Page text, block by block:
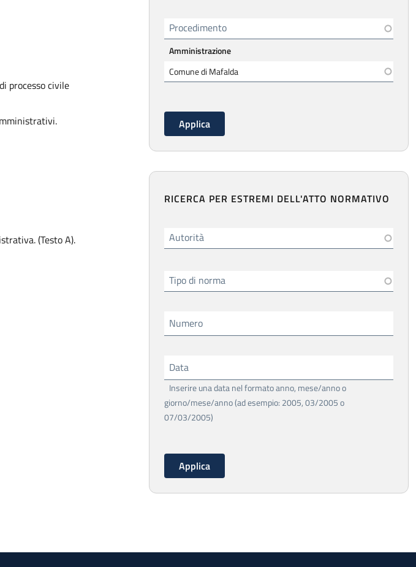
processo civile
(Testo A).
Procedimento
Amministrazione
RICERCA PER ESTREMI DELL'ATTO NORMATIVO
Autorità
Tipo di norma
Numero
Data
Inserire una data nel formato anno, mese/anno o
giorno/mese/anno (ad esempio: 2005, 03/2005 o
07/03/2005)